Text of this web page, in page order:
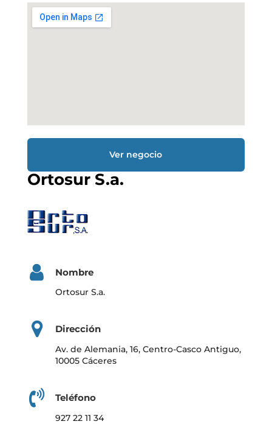
Ver negocio
Ortosur S.a.
Nombre
Ortosur S.a.
Dirección
Av. de Alemania, 16, Centro-Casco Antiguo,
10005 Cáceres
Teléfono
927 22 11 34